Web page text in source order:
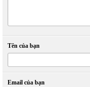
Tên của bạn
Email của bạn